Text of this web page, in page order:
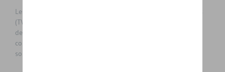
Les prix affichés sur le présent site sont des prix recommandés
(TVAc), hors éventuels frais de montage. Pour connaitre le prix
de vente actuel et les éventuels frais de montage, veuillez
contacter votre concessionnaire/agent. Les prix recommandés
sont sujets à des changements sans préavis.